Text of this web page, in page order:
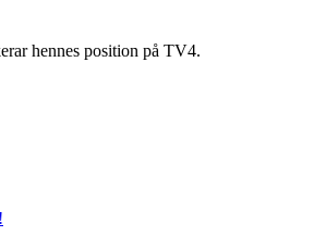
hennes position på TV4.